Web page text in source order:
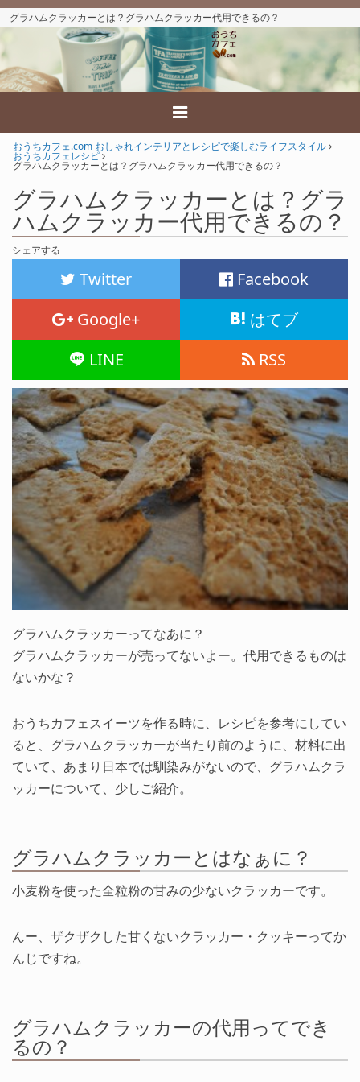
グラハムクラッカーとは？グラハムクラッカー代用できるの？
おうちカフェ.com おしゃれインテリアとレシピで楽しむライフスタイル
おうちカフェレシピ
グラハムクラッカーとは？グラハムクラッカー代用できるの？
グラハムクラッカーとは？グラ
ハムクラッカー代用できるの？
シェアする
Twitter
Facebook
Google+
はてブ
LINE
RSS
グラハムクラッカーってなあに？
グラハムクラッカーが売ってないよー。代用できるものは
ないかな？
おうちカフェスイーツを作る時に、レシピを参考にしてい
ると、グラハムクラッカーが当たり前のように、材料に出
ていて、あまり日本では馴染みがないので、グラハムクラ
ッカーについて、少しご紹介。
グラハムクラッカーとはなぁに？
小麦粉を使った全粒粉の甘みの少ないクラッカーです。
んー、ザクザクした甘くないクラッカー・クッキーってか
んじですね。
グラハムクラッカーの代用ってでき
るの？